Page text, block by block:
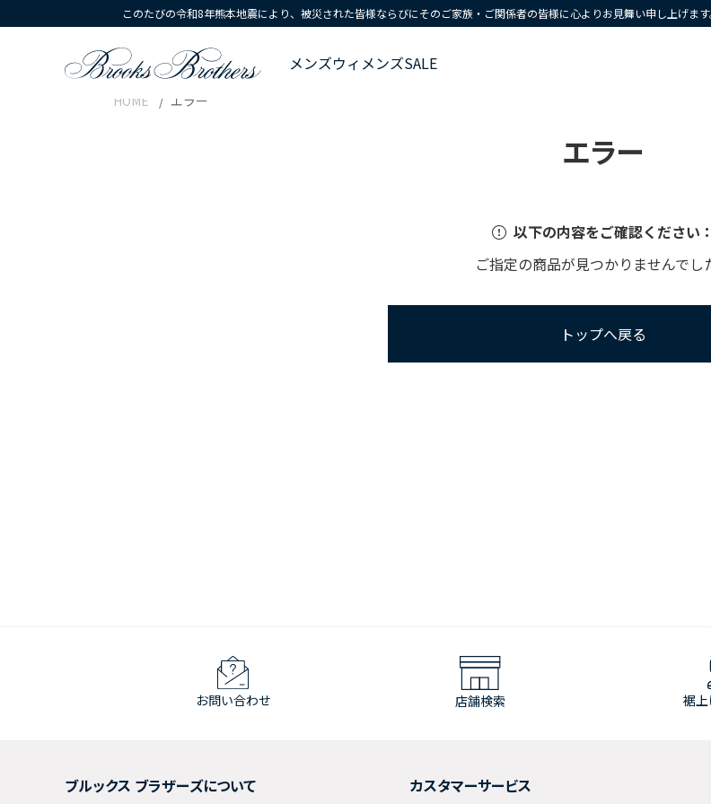
このたびの令和8年熊本地震により、被災された皆様ならびにそのご家族・ご関係者の皆様に心よりお見舞い申し上げま
メンズウィメンズSALE
HOME エラー
エラー
以下の内容をご確認ください：
ご指定の商品が見つかりませんでし
トップへ戻る
お問い合わせ 店舗検索 裾
ブルックス ブラザーズについて カスタマーサービス